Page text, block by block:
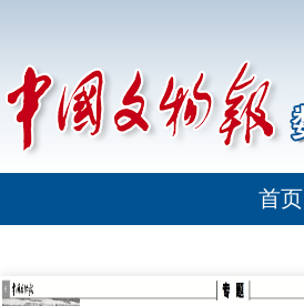
首页